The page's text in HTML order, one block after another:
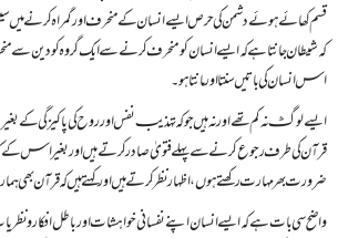
قسم کھائے ہوئے دشمن کی حرص ایسے انسان کے منحرف اور گمراہ کرنے
کہ شیطان جانتا ہے کہ ایسے انسان کو منحرف کرنے سے ایک گروہ کو دین سے
اس انسان کی باتیں سنتا اور مانتا ہو۔
ایسے لوگ نہ کم تھے اور نہ ہیں جو کہ تہذیب نفس اور روح کی پاکیزگی کے
قرآن کی طرف رجوع کرنے سے پہلے فتویٰ صادر کرتے ہیں اور بغیر اس کے
ضرورت بھر مہارت رکھتے ہوں، اظہار نظر کرتے ہیں اور کہتے ہیں کہ قرآن بھی
واضح سی بات ہے کہ ایسے انسان اپنے نفسانی خواہشات اور باطل افکار و